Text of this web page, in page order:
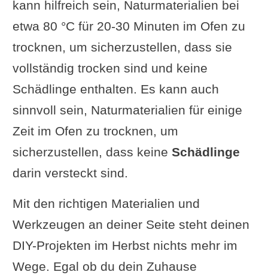
kann hilfreich sein, Naturmaterialien bei
etwa 80 °C für 20-30 Minuten im Ofen zu
trocknen, um sicherzustellen, dass sie
vollständig trocken sind und keine
Schädlinge enthalten. Es kann auch
sinnvoll sein, Naturmaterialien für einige
Zeit im Ofen zu trocknen, um
sicherzustellen, dass keine Schädlinge
darin versteckt sind.
Mit den richtigen Materialien und
Werkzeugen an deiner Seite steht deinen
DIY-Projekten im Herbst nichts mehr im
Wege. Egal ob du dein Zuhause